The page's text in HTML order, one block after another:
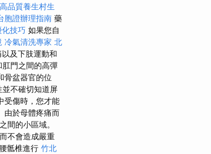
高品質養生村生
胞證辦理指南 藥
技巧 如果您自
冷氣清洗專家 北
及下肢運動和
門之間的高彈
骨盆器官的位
不確切知道屏
受傷時，您才能
由於母體疼痛而
間的小區域。
不會造成嚴重
骶椎進行 竹北